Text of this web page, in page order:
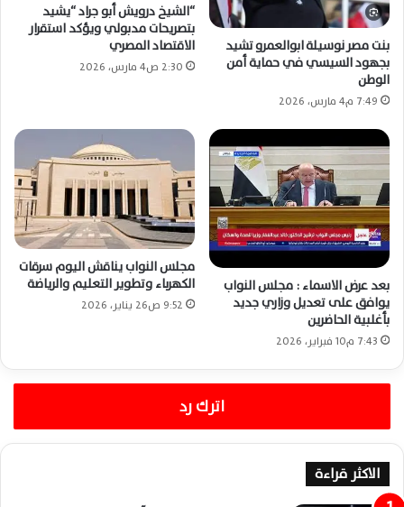
بنت مصر نوسيلة ابوالعمرو تشيد
بجهود السيسي في حماية أمن
الوطن
7:49 م4 مارس، 2026
“الشيخ درويش أبو جراد “يشيد
بتصريحات مدبولي ويؤكد استقرار
الاقتصاد المصري
2:30 ص4 مارس، 2026
بعد عرض الاسماء : مجلس النواب
يوافق على تعديل وزاري جديد
بأغلبية الحاضرين
7:43 م10 فبراير، 2026
مجلس النواب يناقش اليوم سرقات
الكهرباء وتطوير التعليم والرياضة
9:52 ص26 يناير، 2026
اترك رد
الاكثر قراءة